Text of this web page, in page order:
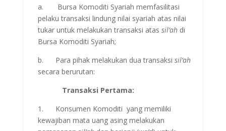
a. Bursa Komoditi Syariah memfasilitasi
pelaku transaksi lindung nilai syariah atas nilai
tukar untuk melakukan transaksi atas sil’ah di
Bursa Komoditi Syariah;
b. Para pihak melakukan dua transaksi sil’ah
secara berurutan:
Transaksi Pertama:
1. Konsumen Komoditi yang memiliki
kewajiban mata uang asing melakukan